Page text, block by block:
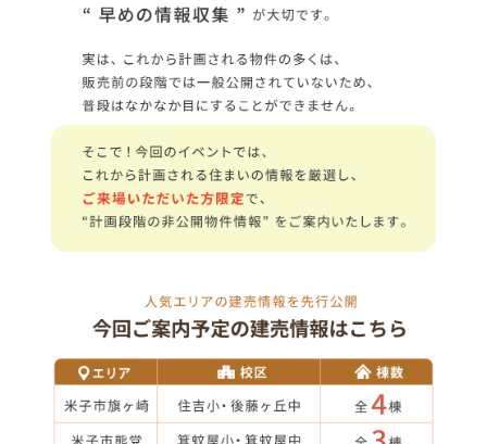
ご紹介
■問５.山陰ライフの掲載物件に興味を持っていただいた理由を
1.会社の知名度が高い
2.知り合いの評判
3.価格が予算内に収まりそう
4.立地が希望条件にあっている
6.水回り(キッチン、お風呂、洗面、トイレ等)の
仕様が良さそう
7.断熱・気密に優れている
8.耐震性に優れている
9.アフターサービス・保証が充実している